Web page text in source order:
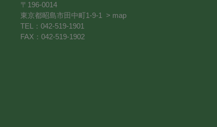
〒196-0014
東京都昭島市田中町1-9-1
> map
TEL：042-519-1901
FAX：042-519-1902